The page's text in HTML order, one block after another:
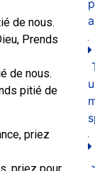
de nous.
Prends
de nous.
pitié de
priez